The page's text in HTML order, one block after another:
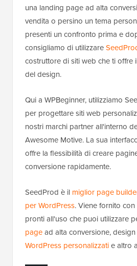
una landing page ad alta
vendita o persino un tema
presenti un confronto prima e
consigliamo di utilizzare
costruttore di siti web che ti offre
del design.
Qui a WPBeginner, utilizziamo
per progettare siti web
nostri marchi partner all'interno
Awesome Motive. La sua
offre la flessibilità di creare
conversione rapidamente.
SeedProd è il miglior page
per WordPress. Viene fornito
pronti all'uso che puoi utilizzare
pagead alta conversione,
WordPress personalizzatie altro